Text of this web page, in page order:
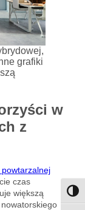
grafiki
w
z
czas
większą